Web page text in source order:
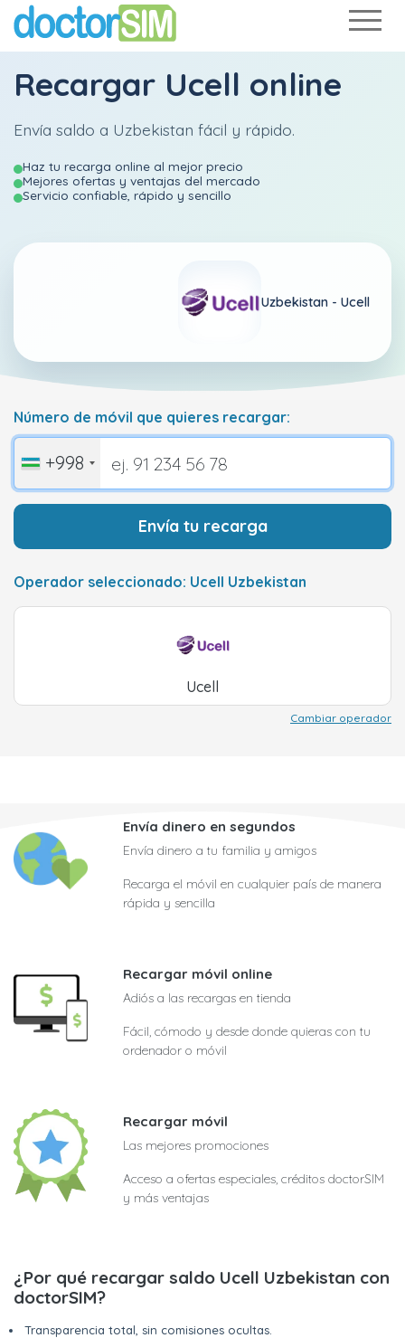
Recargar Ucell online
Envía saldo a Uzbekistan fácil y rápido.
Haz tu recarga online al mejor precio
Mejores ofertas y ventajas del mercado
Servicio confiable, rápido y sencillo
Uzbekistan - Ucell
Número de móvil que quieres recargar:
+998
Envía tu recarga
Operador seleccionado: Ucell Uzbekistan
Ucell
Cambiar operador
Envía dinero en segundos
Envía dinero a tu familia y amigos
Recarga el móvil en cualquier país de manera
rápida y sencilla
Recargar móvil online
Adiós a las recargas en tienda
Fácil, cómodo y desde donde quieras con tu
ordenador o móvil
Recargar móvil
Las mejores promociones
Acceso a ofertas especiales, créditos doctorSIM
y más ventajas
¿Por qué recargar saldo Ucell Uzbekistan con
doctorSIM?
Transparencia total, sin comisiones ocultas.